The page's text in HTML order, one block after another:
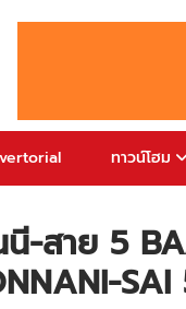
ทาวน์โฮม
-สาย 5
SAI